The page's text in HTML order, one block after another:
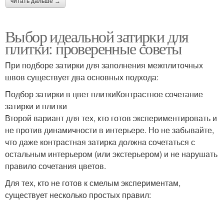
Выбор идеальной затирки для
плитки: проверенные советы
При подборе затирки для заполнения межплиточных
швов существует два основных подхода:
Подбор затирки в цвет плиткиКонтрастное сочетание
затирки и плитки
Второй вариант для тех, кто готов экспериментировать и
не против динамичности в интерьере. Но не забывайте,
что даже контрастная затирка должна сочетаться с
остальным интерьером (или экстерьером) и не нарушать
правило сочетания цветов.
Для тех, кто не готов к смелым экспериментам,
существует несколько простых правил: